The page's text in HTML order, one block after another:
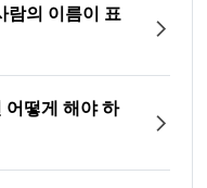
람의 이름이 표
떻게 해야 하